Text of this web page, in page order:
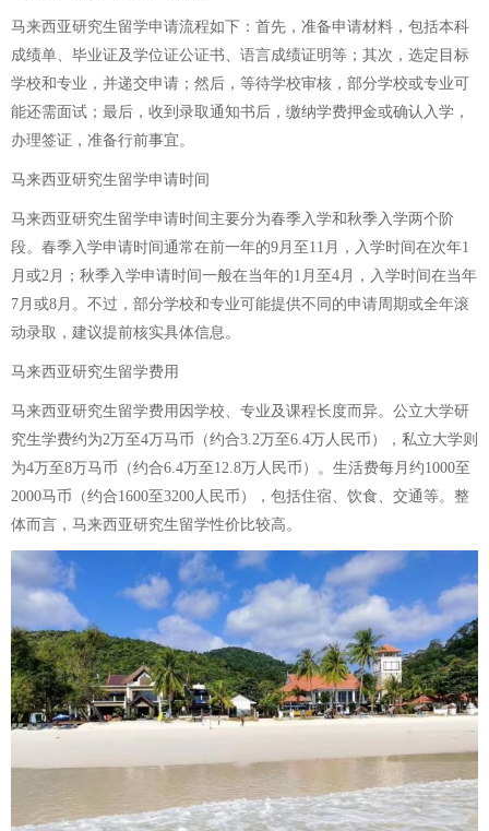
马来西亚研究生留学申请流程如下：首先，准备申请材料，包括本科
成绩单、毕业证及学位证公证书、语言成绩证明等；其次，选定目标
学校和专业，并递交申请；然后，等待学校审核，部分学校或专业可
能还需面试；最后，收到录取通知书后，缴纳学费押金或确认入学，
办理签证，准备行前事宜。
马来西亚研究生留学申请时间
马来西亚研究生留学申请时间主要分为春季入学和秋季入学两个阶
段。春季入学申请时间通常在前一年的9月至11月，入学时间在次年1
月或2月；秋季入学申请时间一般在当年的1月至4月，入学时间在当年
7月或8月。不过，部分学校和专业可能提供不同的申请周期或全年滚
动录取，建议提前核实具体信息。
马来西亚研究生留学费用
马来西亚研究生留学费用因学校、专业及课程长度而异。公立大学研
究生学费约为2万至4万马币（约合3.2万至6.4万人民币），私立大学则
为4万至8万马币（约合6.4万至12.8万人民币）。生活费每月约1000至
2000马币（约合1600至3200人民币），包括住宿、饮食、交通等。整
体而言，马来西亚研究生留学性价比较高。